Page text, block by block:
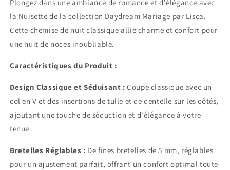
Plongez dans une ambiance de romance et d'élégance avec
la Nuisette de la collection Daydream Mariage par Lisca.
Cette chemise de nuit classique allie charme et confort pour
une nuit de noces inoubliable.
Caractéristiques du Produit :
Design Classique et Séduisant : Coupe classique avec un
col en V et des insertions de tulle et de dentelle sur les côtés,
ajoutant une touche de séduction et d'élégance à votre
tenue.
Bretelles Réglables : De fines bretelles de 5 mm, réglables
pour un ajustement parfait, offrant un confort optimal toute